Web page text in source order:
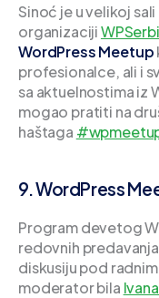
Sinoć je u velikoj sali
organizaciji
WordPress Meetup
profesionalce, ali i
sa aktuelnostima iz
mogao pratiti na
haštaga
9. WordPress
Program devetog
redovnih
diskusiju pod
moderator bila